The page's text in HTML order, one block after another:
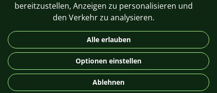
DE
© 2026 For Aquarist
bereitzustellen, Anzeigen zu personalisieren und
den Verkehr zu analysieren.
Alle erlauben
Optionen einstellen
Ablehnen